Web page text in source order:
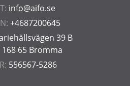
info@aifo.se
+4687200645
39 B
168 65 Bromma
556567-5286